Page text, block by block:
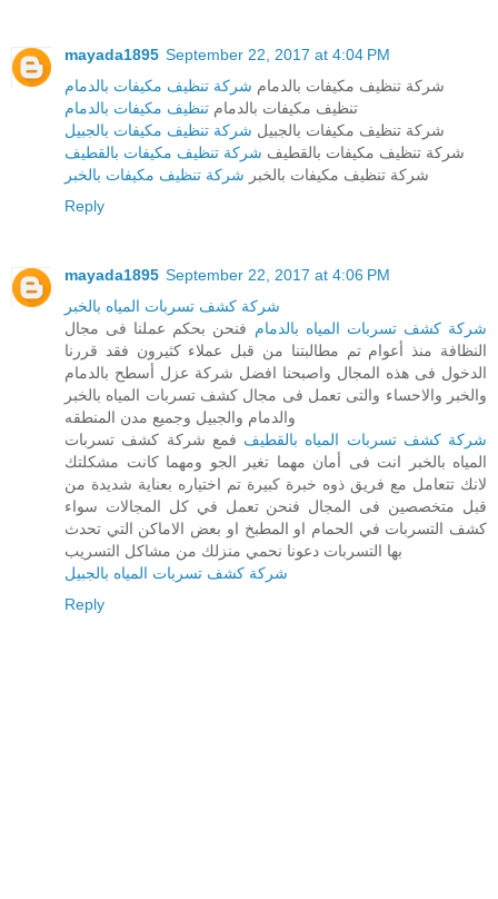
mayada1895 September 22, 2017 at 4:04 PM
شركة تنظيف مكيفات بالدمام شركة تنظيف مكيفات بالدمام
تنظيف مكيفات بالدمام تنظيف مكيفات بالدمام
شركة تنظيف مكيفات بالجبيل شركة تنظيف مكيفات بالجبيل
شركة تنظيف مكيفات بالقطيف شركة تنظيف مكيفات بالقطيف
شركة تنظيف مكيفات بالخبر شركة تنظيف مكيفات بالخبر
Reply
mayada1895 September 22, 2017 at 4:06 PM
شركة كشف تسربات المياه بالخبر
شركة كشف تسربات المياه بالدمام فنحن بحكم عملنا فى مجال
النظافة منذ أعوام تم مطالبتنا من قبل عملاء كثيرون فقد قررنا
الدخول فى هذه المجال واصبحنا افضل شركة عزل أسطح بالدمام
والخبر والاحساء والتى تعمل فى مجال كشف تسربات المياه بالخبر
والدمام والجبيل وجميع مدن المنطقه
شركة كشف تسربات المياه بالقطيف فمع شركة كشف تسربات
المياه بالخبر انت فى أمان مهما تغير الجو ومهما كانت مشكلتك
لانك تتعامل مع فريق ذوه خبرة كبيرة تم اختياره بعناية شديدة من
قبل متخصصين فى المجال فنحن تعمل في كل المجالات سواء
كشف التسربات في الحمام او المطبخ او بعض الاماكن التي تحدث
بها التسربات دعونا نحمي منزلك من مشاكل التسريب
شركة كشف تسربات المياه بالجبيل
Reply